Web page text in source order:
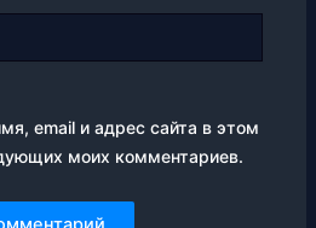
email и адрес сайта в этом
моих комментариев.